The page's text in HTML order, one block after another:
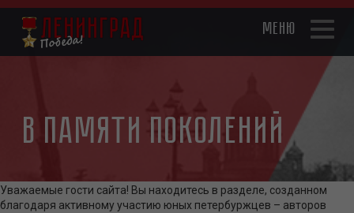
Перейти
основному
содержанию
В памяти поколений
Уважаемые гости сайта! Вы находитесь в разделе, созданном
благодаря активному участию юных петербуржцев – авторов